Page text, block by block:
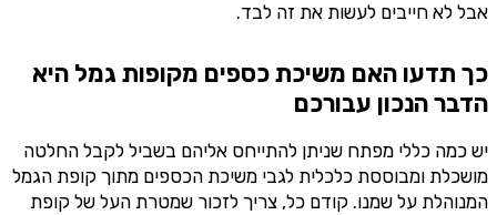
אבל לא חייבים לעשות את זה לבד.
כך תדעו האם משיכת כספים מקופות גמל היא
הדבר הנכון עבורכם
יש כמה כללי מפתח שניתן להתייחס אליהם בשביל לקבל החלטה
מושכלת ומבוססת כלכלית לגבי משיכת הכספים מתוך קופת הגמל
המנוהלת על שמנו. קודם כל, צריך לזכור שמטרת העל של קופת